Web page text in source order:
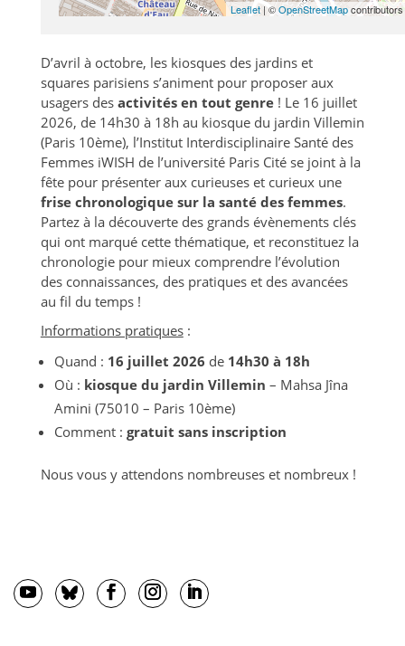
Leaflet| ©OpenStreetMapcontributors
D’avril à octobre, les kiosques des jardins et
squares parisiens s’animent pour proposer aux
usagers des activités en tout genre! Le 16 juillet
2026, de 14h30 à 18h au kiosque du jardin Villemin
(Paris 10ème), l’Institut Interdisciplinaire Santé des
Femmes iWISH de l’université Paris Cité se joint à la
fête pour présenter aux curieuses et curieux une
frise chronologique sur la santé des femmes.
Partez à la découverte des grands évènements clés
qui ont marqué cette thématique, et reconstituez la
chronologie pour mieux comprendre l’évolution
des connaissances, des pratiques et des avancées
au fil du temps !
Informations pratiques:
Quand : 16 juillet 2026 de 14h30 à 18h
Où : kiosque du jardin Villemin – Mahsa Jîna
Amini (75010 – Paris 10ème)
Comment : gratuit sans inscription
Nous vous y attendons nombreuses et nombreux !